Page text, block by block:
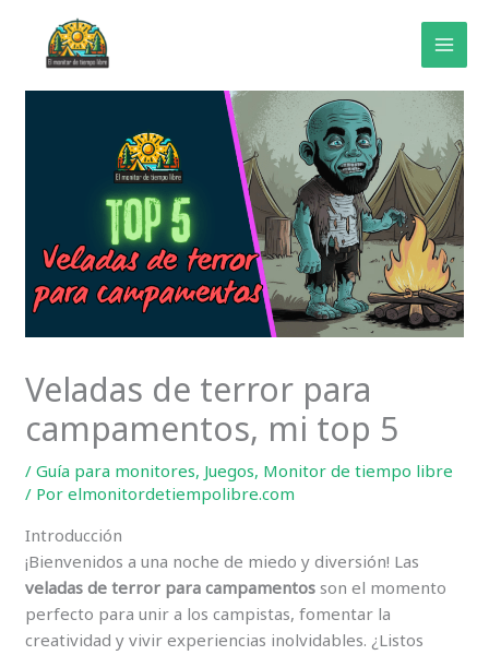
contenido
Veladas de terror para
campamentos, mi top 5
/Guía para monitores, Juegos, Monitor de tiempo libre
/ Porelmonitordetiempolibre.com
Introducción
¡Bienvenidos a una noche de miedo y diversión! Las
veladas de terror para campamentos son el momento
perfecto para unir a los campistas, fomentar la
creatividad y vivir experiencias inolvidables. ¿Listos